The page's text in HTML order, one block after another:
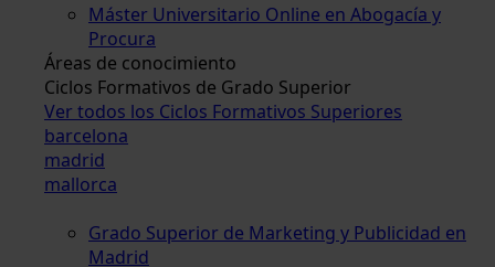
Máster Universitario Online en Abogacía y
Procura
Áreas de conocimiento
Ciclos Formativos de Grado Superior
Ver todos los Ciclos Formativos Superiores
barcelona
madrid
mallorca
Grado Superior de Marketing y Publicidad en
Madrid